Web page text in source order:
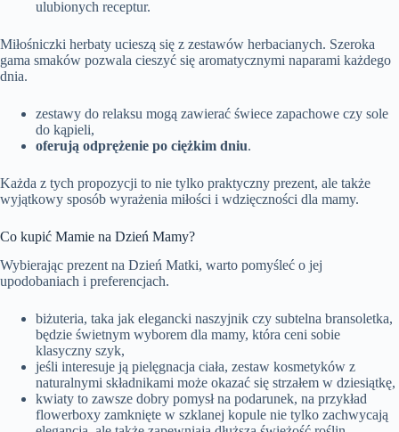
ulubionych receptur.
Miłośniczki herbaty ucieszą się z zestawów herbacianych. Szeroka
gama smaków pozwala cieszyć się aromatycznymi naparami każdego
dnia.
zestawy do relaksu mogą zawierać świece zapachowe czy sole
do kąpieli,
oferują odprężenie po ciężkim dniu.
Każda z tych propozycji to nie tylko praktyczny prezent, ale także
wyjątkowy sposób wyrażenia miłości i wdzięczności dla mamy.
Co kupić Mamie na Dzień Mamy?
Wybierając prezent na Dzień Matki, warto pomyśleć o jej
upodobaniach i preferencjach.
biżuteria, taka jak elegancki naszyjnik czy subtelna bransoletka,
będzie świetnym wyborem dla mamy, która ceni sobie
klasyczny szyk,
jeśli interesuje ją pielęgnacja ciała, zestaw kosmetyków z
naturalnymi składnikami może okazać się strzałem w dziesiątkę,
kwiaty to zawsze dobry pomysł na podarunek, na przykład
flowerboxy zamknięte w szklanej kopule nie tylko zachwycają